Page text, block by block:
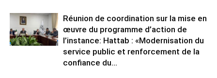
Réunion de coordination sur la mise en
œuvre du programme d’action de
l’instance: Hattab : «Modernisation du
service public et renforcement de la
confiance du...